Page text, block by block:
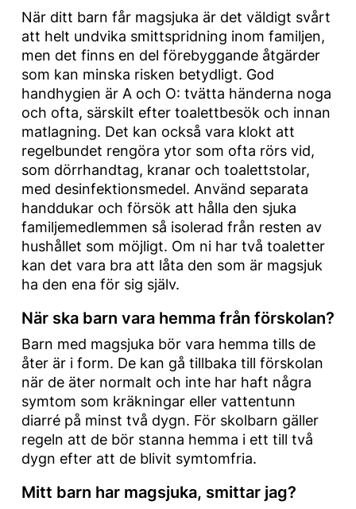
När ditt barn får magsjuka är det väldigt svårt
att helt undvika smittspridning inom familjen,
men det finns en del förebyggande åtgärder
som kan minska risken betydligt. God
handhygien är A och O: tvätta händerna noga
och ofta, särskilt efter toalettbesök och innan
matlagning. Det kan också vara klokt att
regelbundet rengöra ytor som ofta rörs vid,
som dörrhandtag, kranar och toalettstolar,
med desinfektionsmedel. Använd separata
handdukar och försök att hålla den sjuka
familjemedlemmen så isolerad från resten av
hushållet som möjligt. Om ni har två toaletter
kan det vara bra att låta den som är magsjuk
ha den ena för sig själv.
När ska barn vara hemma från förskolan?
Barn med magsjuka bör vara hemma tills de
åter är i form. De kan gå tillbaka till förskolan
när de äter normalt och inte har haft några
symtom som kräkningar eller vattentunn
diarré på minst två dygn. För skolbarn gäller
regeln att de bör stanna hemma i ett till två
dygn efter att de blivit symtomfria.
Mitt barn har magsjuka, smittar jag?